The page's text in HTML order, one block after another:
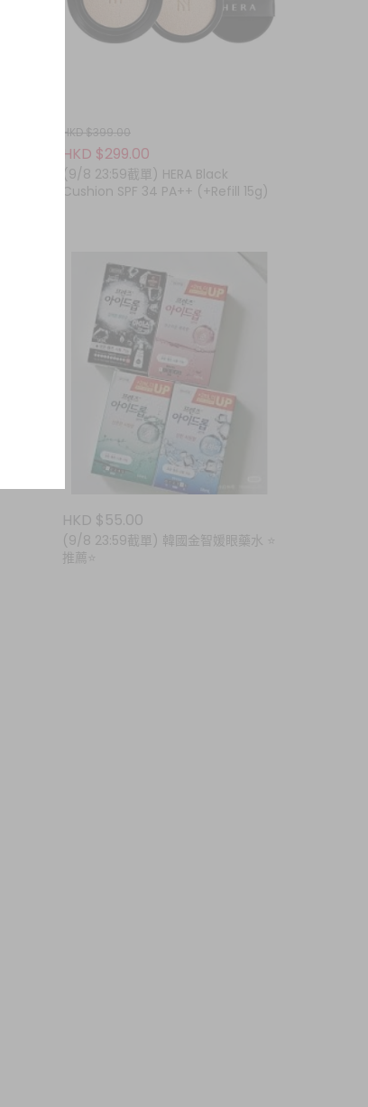
HKD $399.00
HKD $299.00
(9/8 23:59截單) HERA Black
Cushion SPF 34 PA++ (+Refill 15g)
HKD $55.00
(9/8 23:59截單) 韓國金智媛眼藥水 ⭐️
推薦⭐️